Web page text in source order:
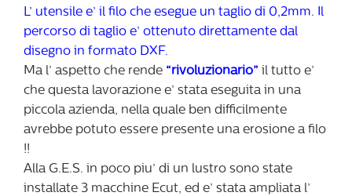
L’ utensile e’ il filo che esegue un taglio di 0,2mm. Il
percorso di taglio e’ ottenuto direttamente dal
disegno in formato DXF.
Ma l’ aspetto che rende “rivoluzionario” il tutto e’
che questa lavorazione e’ stata eseguita in una
piccola azienda, nella quale ben difficilmente
avrebbe potuto essere presente una erosione a filo
!!
Alla G.E.S. in poco piu’ di un lustro sono state
installate 3 macchine Ecut, ed e’ stata ampliata l’